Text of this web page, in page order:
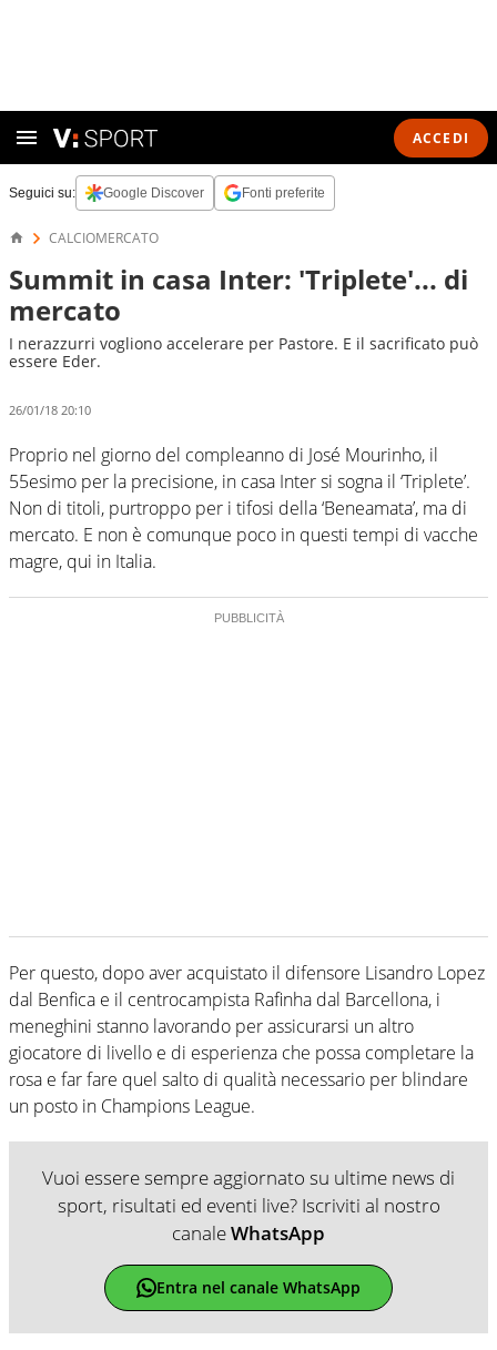
ACCEDI
Seguici su: Google Discover Fonti preferite
CALCIOMERCATO
Summit in casa Inter: 'Triplete'... di
mercato
I nerazzurri vogliono accelerare per Pastore. E il sacrificato può
essere Eder.
26/01/18 20:10
Proprio nel giorno del compleanno di José Mourinho, il
55esimo per la precisione, in casa Inter si sogna il ‘Triplete’.
Non di titoli, purtroppo per i tifosi della ‘Beneamata’, ma di
mercato. E non è comunque poco in questi tempi di vacche
magre, qui in Italia.
Per questo, dopo aver acquistato il difensore Lisandro Lopez
dal Benfica e il centrocampista Rafinha dal Barcellona, i
meneghini stanno lavorando per assicurarsi un altro
giocatore di livello e di esperienza che possa completare la
rosa e far fare quel salto di qualità necessario per blindare
un posto in Champions League.
Vuoi essere sempre aggiornato su ultime news di
sport, risultati ed eventi live? Iscriviti al nostro
canaleWhatsApp
Entra nel canale WhatsApp